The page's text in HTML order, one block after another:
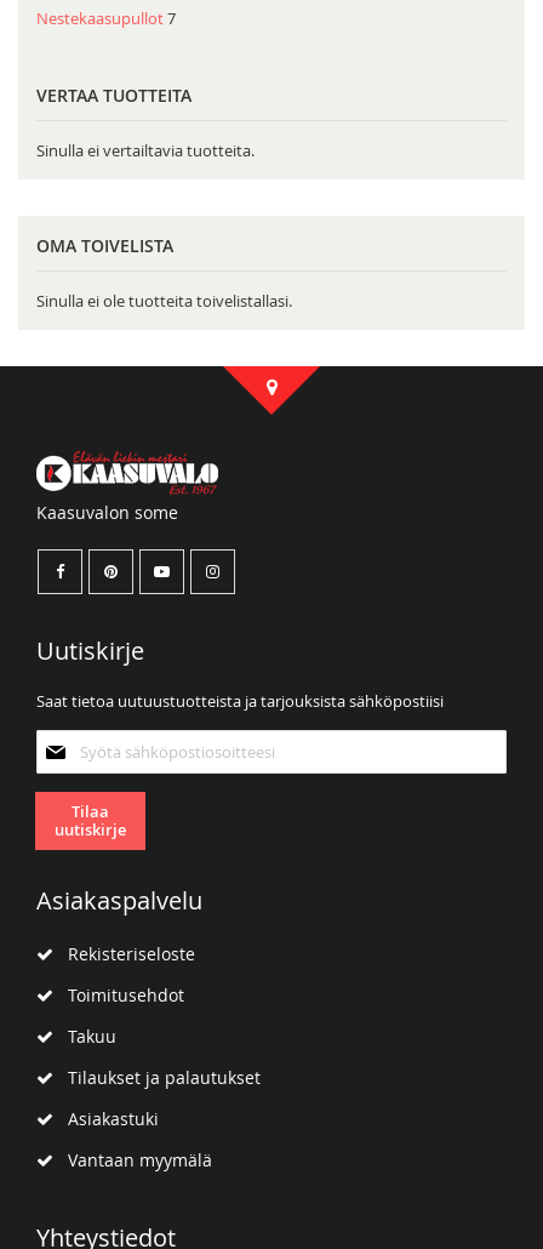
Nestekaasupullot7
VERTAA TUOTTEITA
Sinulla ei vertailtavia tuotteita.
OMA TOIVELISTA
Sinulla ei ole tuotteita toivelistallasi.
Kaasuvalon some
Uutiskirje
Saat tietoa uutuustuotteista ja tarjouksista sähköpostiisi
uutiskirjeemme:
Tilaa
uutiskirje
Asiakaspalvelu
Rekisteriseloste
Toimitusehdot
Takuu
Tilaukset ja palautukset
Asiakastuki
Vantaan myymälä
Yhteystiedot